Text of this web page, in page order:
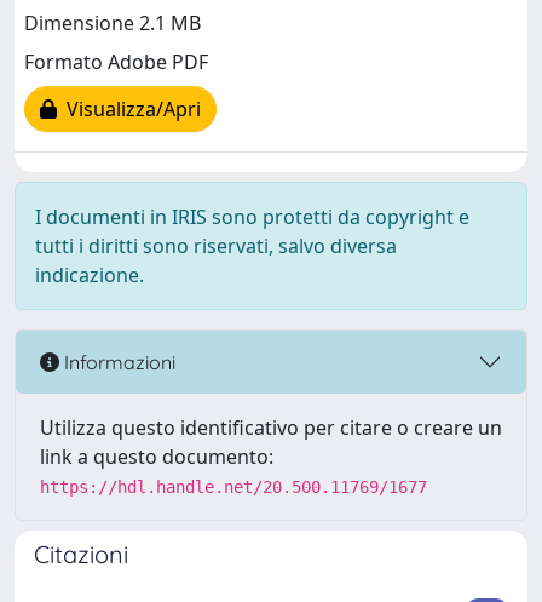
Dimensione 2.1 MB
Formato Adobe PDF
Visualizza/Apri
I documenti in IRIS sono protetti da copyright e
tutti i diritti sono riservati, salvo diversa
indicazione.
Informazioni
Utilizza questo identificativo per citare o creare un
link a questo documento:
https://hdl.handle.net/20.500.11769/1677
Citazioni